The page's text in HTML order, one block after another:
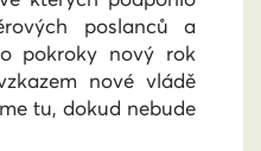
poslanců a
pokroky nový rok
nové vládě
tu, dokud nebude